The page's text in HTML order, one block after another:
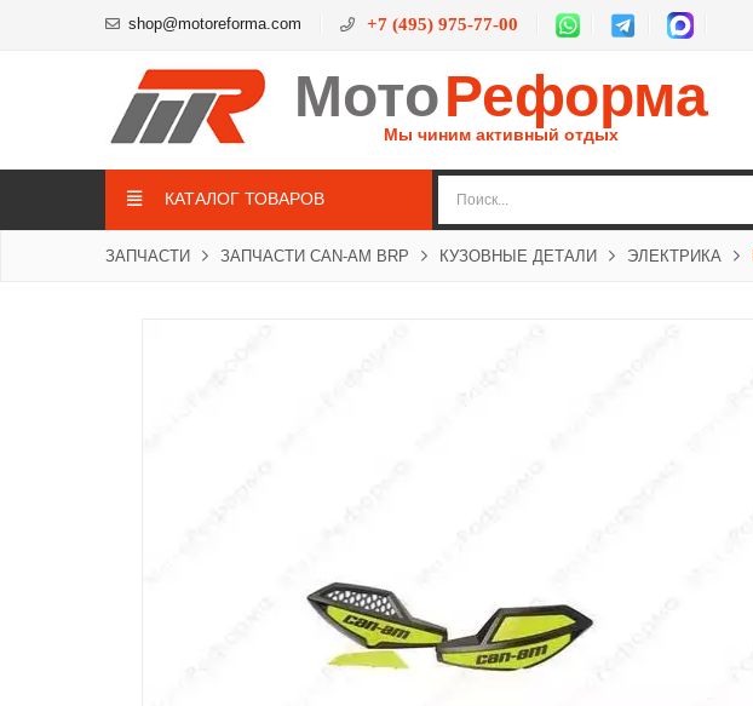
shop@motoreforma.com +7 (495) 975-77-00
МотоРеформа
Мы чиним активный отдых
КАТАЛОГ ТОВАРОВ
ЗАПЧАСТИ ЗАПЧАСТИ CAN-AM BRP КУЗОВНЫЕ ДЕТАЛИ ЭЛЕКТРИКА